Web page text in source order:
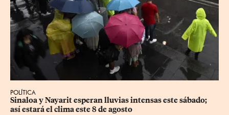
POLÍTICA
Sinaloa y Nayarit esperan lluvias intensas este sábado;
así estará el clima este 8 de agosto